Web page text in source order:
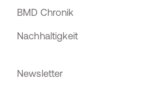
BMD Chronik
Nachhaltigkeit
Newsletter